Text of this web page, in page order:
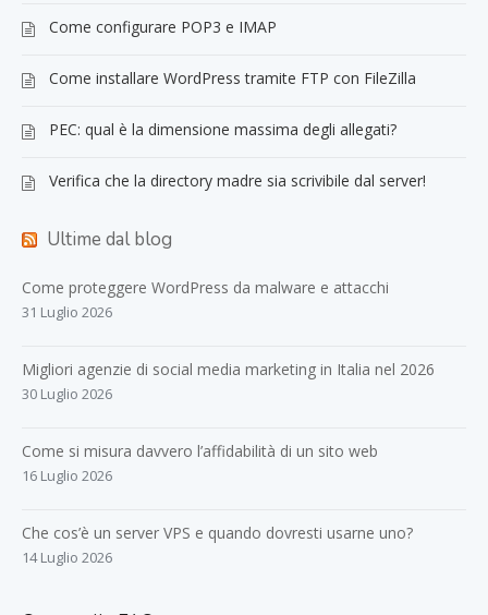
Come configurare POP3 e IMAP
Come installare WordPress tramite FTP con FileZilla
PEC: qual è la dimensione massima degli allegati?
Verifica che la directory madre sia scrivibile dal server!
Ultime dal blog
Come proteggere WordPress da malware e attacchi
31 Luglio 2026
Migliori agenzie di social media marketing in Italia nel 2026
30 Luglio 2026
Come si misura davvero l’affidabilità di un sito web
16 Luglio 2026
Che cos’è un server VPS e quando dovresti usarne uno?
14 Luglio 2026